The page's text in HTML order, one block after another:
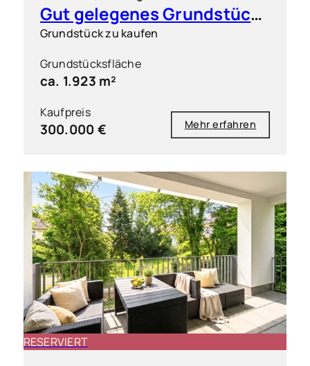
Gut gelegenes Grundstück für flexible Bebauung
Grundstück zu kaufen
Grundstücksfläche
ca. 1.923 m²
Kaufpreis
300.000 € Mehr erfahren
RESERVIERT